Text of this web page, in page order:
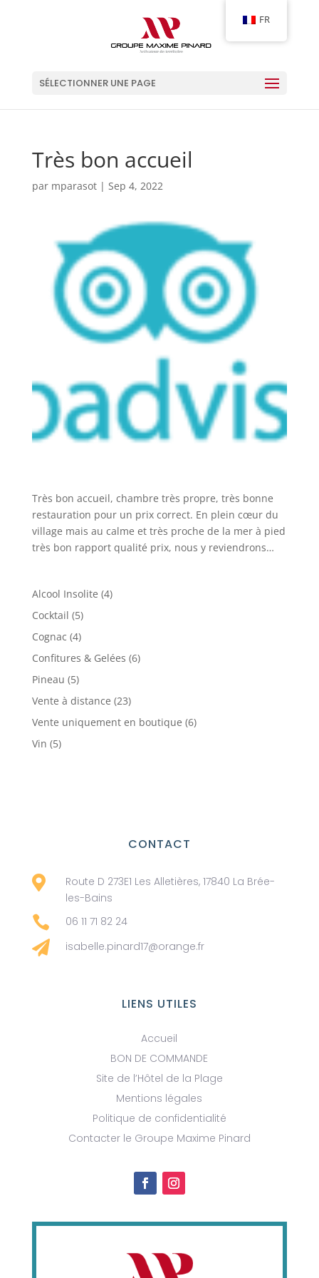
SÉLECTIONNER UNE PAGE
Très bon accueil
par mparasot| Sep 4, 2022
Très bon accueil, chambre très propre, très bonne
restauration pour un prix correct. En plein cœur du
village mais au calme et très proche de la mer à pied
très bon rapport qualité prix, nous y reviendrons…
Alcool Insolite 44
Cocktail 55
produits
Cognac 44
produits
Confitures & Gelées 66
Pineau 55
produits
Vente à distance 2323
produits
Vente uniquement en boutique 66
Vin 55
CONTACT

Route D 273E1 Les Alletières, 17840 La Brée-
les-Bains
 06 11 71 82 24
 isabelle.pinard17@orange.fr
LIENS UTILES
Accueil
BON DE COMMANDE
Site de l’Hôtel de la Plage
Mentions légales
Politique de confidentialité
Contacter le Groupe Maxime Pinard
FR